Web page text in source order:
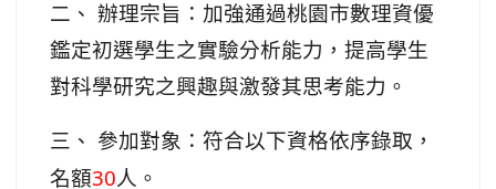
二、 辦理宗旨：加強通過桃園市數理資優
鑑定初選學生之實驗分析能力，提高學生
對科學研究之興趣與激發其思考能力。
三、 參加對象：符合以下資格依序錄取，
名額30人。